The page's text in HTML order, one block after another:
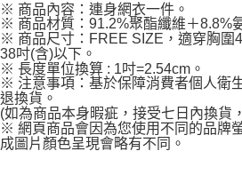
※ 商品內容：連身網衣一件。
※ 商品材質：91.2%聚酯纖維＋8.8%
※ 商品尺寸：FREE SIZE，適穿胸圍
38吋(含)以下。
※ 長度單位換算 : 1吋=2.54cm。
※ 注意事項：基於保障消費者個人衛
退換貨。
(如為商品本身暇疵，接受七日內換貨
※ 網頁商品會因為您使用不同的品牌
成圖片顏色呈現會略有不同。